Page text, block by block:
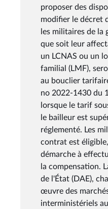
proposer des
modifier le décret
les militaires de la
que soit leur
un LCNAS ou un
familial (LMF),
au bouclier
no 2022-1430 du
lorsque le tarif
le bailleur est
réglementé. Les
contrat est
démarche à
la compensation.
de l'État (DAE),
œuvre des
interministériels